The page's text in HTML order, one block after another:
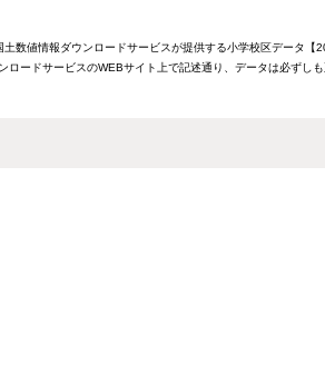
数値情報ダウンロードサービスが提供する小学校区データ
ードサービスのWEBサイト上で記述通り、データは必ずし